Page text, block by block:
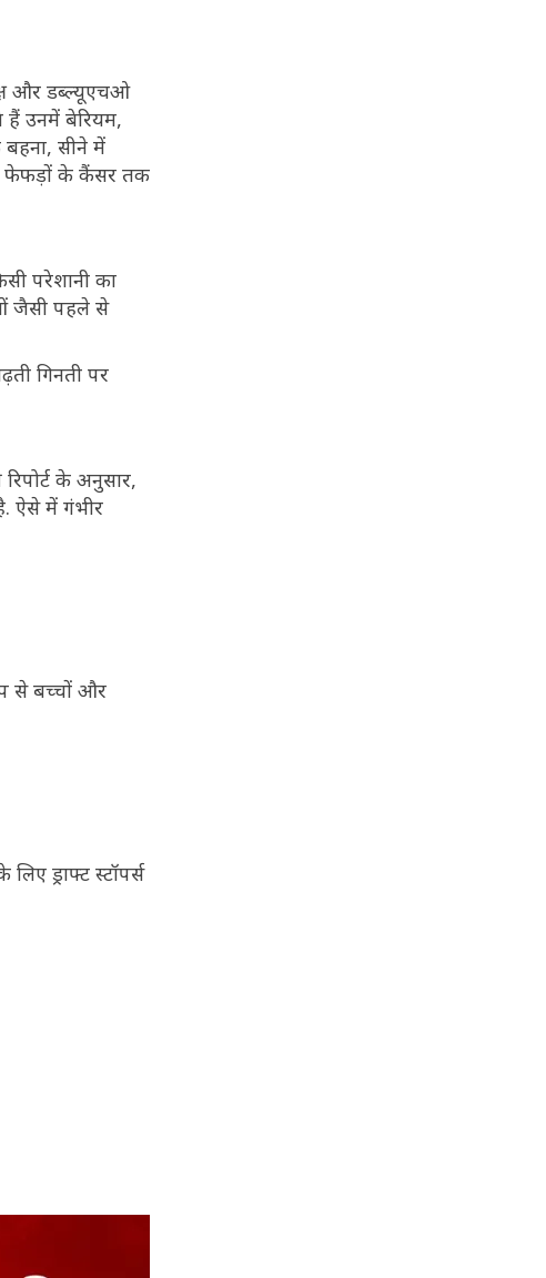
और डब्ल्यूएचओ
हैं उनमें बेरियम,
सीने में
फेफड़ों के कैंसर तक
परेशानी का
जैसी पहले से
गिनती पर
के अनुसार,
ऐसे में गंभीर
से बच्चों और
ड्राफ्ट स्टॉपर्स